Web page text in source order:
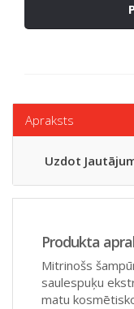
Apraksts
Uzdot
Produkta
Mitrinošs
saulespuķu
matu